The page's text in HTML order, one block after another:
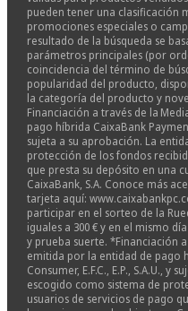
pueden tener una clasificación
promociones especiales o
resultado de la búsqueda se
parámetros principales (por
coincidencia del término de
popularidad del producto,
la categoría del producto y
Financiación a través de la
pago híbrida CaixaBank
sujeta a su aprobación. La
protección de los fondos
que presta su depósito en una
CaixaBank, S.A. Conoce más
tarjeta aquí:
participar en el sorteo de la
iguales a 300 € y en el mismo
y prueba suerte. *Financiación
emitida por la entidad de pago
Consumer, E.F.C., E.P., S.A.U.,
escogido como sistema de
usuarios de servicios de pago